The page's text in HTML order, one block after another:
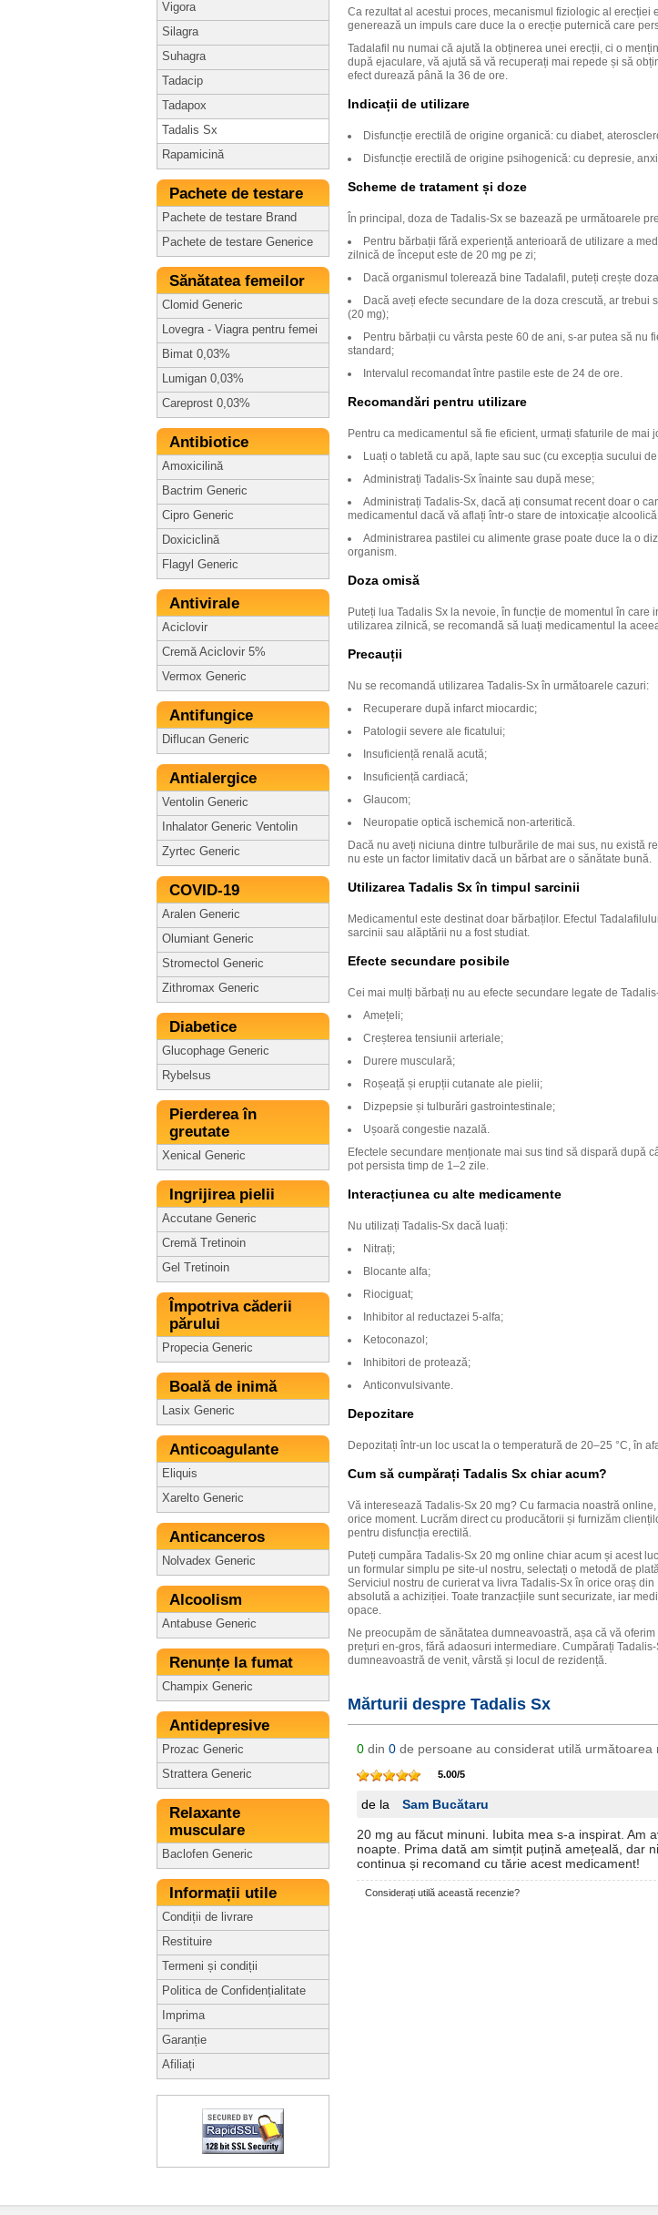
Vigora
Silagra
Suhagra
Tadacip
Tadapox
Tadalis Sx
Rapamicină
Pachete de testare
Pachete de testare Brand
Pachete de testare Generice
Sănătatea femeilor
Clomid Generic
Lovegra - Viagra pentru femei
Bimat 0,03%
Lumigan 0,03%
Careprost 0,03%
Antibiotice
Amoxicilină
Bactrim Generic
Cipro Generic
Doxiciclină
Flagyl Generic
Antivirale
Aciclovir
Cremă Aciclovir 5%
Vermox Generic
Antifungice
Diflucan Generic
Antialergice
Ventolin Generic
Inhalator Generic Ventolin
Zyrtec Generic
COVID-19
Aralen Generic
Olumiant Generic
Stromectol Generic
Zithromax Generic
Diabetice
Glucophage Generic
Rybelsus
Pierderea în
greutate
Xenical Generic
Ingrijirea pielii
Accutane Generic
Cremă Tretinoin
Gel Tretinoin
Împotriva căderii
părului
Propecia Generic
Boală de inimă
Lasix Generic
Anticoagulante
Eliquis
Xarelto Generic
Anticanceros
Nolvadex Generic
Alcoolism
Antabuse Generic
Renunțe la fumat
Champix Generic
Antidepresive
Prozac Generic
Strattera Generic
Relaxante
musculare
Baclofen Generic
Informații utile
Condiții de livrare
Restituire
Termeni și condiții
Politica de Confidențialitate
Imprima
Garanție
Afiliați
Ca rezultat al acestui proces, mecanismul fiziologic al erecției
generează un impuls care duce la o erecție puternică care
Tadalafil nu numai că ajută la obținerea unei erecții, ci o
după ejaculare, vă ajută să vă recuperați mai repede și să
efect durează până la 36 de ore.
Indicații de utilizare
Disfuncție erectilă de origine organică: cu diabet,
Disfuncție erectilă de origine psihogenică: cu depresie,
Scheme de tratament și doze
În principal, doza de Tadalis-Sx se bazează pe următoarele
Pentru bărbații fără experiență anterioară de utilizare a
zilnică de început este de 20 mg pe zi;
Dacă organismul tolerează bine Tadalafil, puteți crește
Dacă aveți efecte secundare de la doza crescută, ar trebui
(20 mg);
Pentru bărbații cu vârsta peste 60 de ani, s-ar putea să nu
standard;
Intervalul recomandat între pastile este de 24 de ore.
Recomandări pentru utilizare
Pentru ca medicamentul să fie eficient, urmați sfaturile de mai
Luați o tabletă cu apă, lapte sau suc (cu excepția sucului
Administrați Tadalis-Sx înainte sau după mese;
Administrați Tadalis-Sx, dacă ați consumat recent doar o
medicamentul dacă vă aflați într-o stare de intoxicație
Administrarea pastilei cu alimente grase poate duce la o
organism.
Doza omisă
Puteți lua Tadalis Sx la nevoie, în funcție de momentul în care
utilizarea zilnică, se recomandă să luați medicamentul la
Precauții
Nu se recomandă utilizarea Tadalis-Sx în următoarele cazuri:
Recuperare după infarct miocardic;
Patologii severe ale ficatului;
Insuficiență renală acută;
Insuficiență cardiacă;
Glaucom;
Neuropatie optică ischemică non-arteritică.
Dacă nu aveți niciuna dintre tulburările de mai sus, nu există
nu este un factor limitativ dacă un bărbat are o sănătate bună.
Utilizarea Tadalis Sx în timpul sarcinii
Medicamentul este destinat doar bărbaților. Efectul
sarcinii sau alăptării nu a fost studiat.
Efecte secundare posibile
Cei mai mulți bărbați nu au efecte secundare legate de
Amețeli;
Creșterea tensiunii arteriale;
Durere musculară;
Roșeață și erupții cutanate ale pielii;
Dizpepsie și tulburări gastrointestinale;
Ușoară congestie nazală.
Efectele secundare menționate mai sus tind să dispară după
pot persista timp de 1–2 zile.
Interacțiunea cu alte medicamente
Nu utilizați Tadalis-Sx dacă luați:
Nitrați;
Blocante alfa;
Riociguat;
Inhibitor al reductazei 5-alfa;
Ketoconazol;
Inhibitori de protează;
Anticonvulsivante.
Depozitare
Depozitați într-un loc uscat la o temperatură de 20–25 °C, în
Cum să cumpărați Tadalis Sx chiar acum?
Vă interesează Tadalis-Sx 20 mg? Cu farmacia noastră
orice moment. Lucrăm direct cu producătorii și furnizăm
pentru disfuncția erectilă.
Puteți cumpăra Tadalis-Sx 20 mg online chiar acum și acest
un formular simplu pe site-ul nostru, selectați o metodă de
Serviciul nostru de curierat va livra Tadalis-Sx în orice oraș
absolută a achiziției. Toate tranzacțiile sunt securizate, iar
opace.
Ne preocupăm de sănătatea dumneavoastră, așa că vă
prețuri en-gros, fără adaosuri intermediare. Cumpărați
dumneavoastră de venit, vârstă și locul de rezidență.
Mărturii despre Tadalis Sx
0 din 0 de persoane au considerat utilă următoarea
5.00/5
de la Sam Bucătaru
20 mg au făcut minuni. Iubita mea s-a inspirat. Am
noapte. Prima dată am simțit puțină amețeală, dar
continua și recomand cu tărie acest medicament!
Considerați utilă această recenzie?